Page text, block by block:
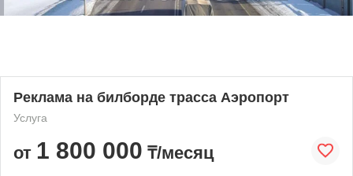
Реклама на билборде трасса Аэропорт
Услуга
от 1 800 000 ₸/месяц